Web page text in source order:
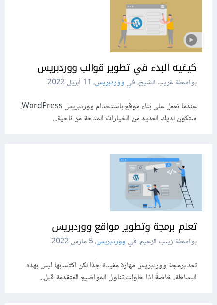
كيفية البدء في تطوير قوالب ووردبريس
بواسطة غريب الشيخ، في ووردبريس، 11 أبريل 2022
عندما تعمل على بناء موقع باستخدام ووردبريس WordPress،
ستكون لديك العديد من الخيارات المتاحة من ناحية...
تعلم برمجة وتطوير مواقع ووردبريس
بواسطة زينب الزعيم، في ووردبريس،5 مارس 2022
تعد برمجة ووردبريس مهارة مفيدة جدًا لكن اكتسابها ليس بهذه
البساطة، خاصةً إذا حاولت تناول المواضيع المتقدمة قبل...